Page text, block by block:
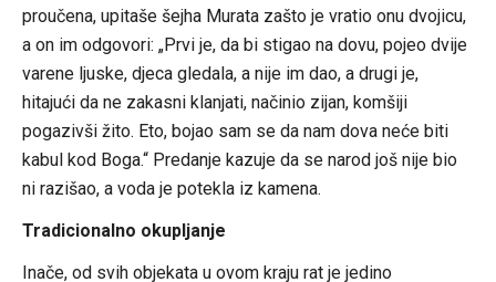
proučena, upitaše šejha Murata zašto je vratio onu dvojicu,
a on im odgovori: „Prvi je, da bi stigao na dovu, pojeo dvije
varene ljuske, djeca gledala, a nije im dao, a drugi je,
hitajući da ne zakasni klanjati, načinio zijan, komšiji
pogazivši žito. Eto, bojao sam se da nam dova neće biti
kabul kod Boga.“ Predanje kazuje da se narod još nije bio
ni razišao, a voda je potekla iz kamena.
Tradicionalno okupljanje
Inače, od svih objekata u ovom kraju rat je jedino